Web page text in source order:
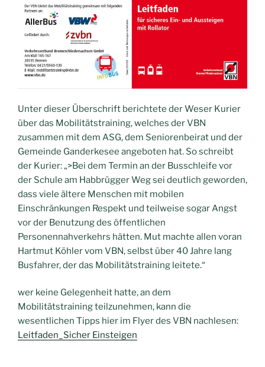
Unter dieser Überschrift berichtete der Weser Kurier
über das Mobilitätstraining, welches der VBN
zusammen mit dem ASG, dem Seniorenbeirat und der
Gemeinde Ganderkesee angeboten hat. So schreibt
der Kurier: „>Bei dem Termin an der Busschleife vor
der Schule am Habbrügger Weg sei deutlich geworden,
dass viele ältere Menschen mit mobilen
Einschränkungen Respekt und teilweise sogar Angst
vor der Benutzung des öffentlichen
Personennahverkehrs hätten. Mut machte allen voran
Hartmut Köhler vom VBN, selbst über 40 Jahre lang
Busfahrer, der das Mobilitätstraining leitete.“
wer keine Gelegenheit hatte, an dem
Mobilitätstraining teilzunehmen, kann die
wesentlichen Tipps hier im Flyer des VBN nachlesen:
Leitfaden_Sicher Einsteigen